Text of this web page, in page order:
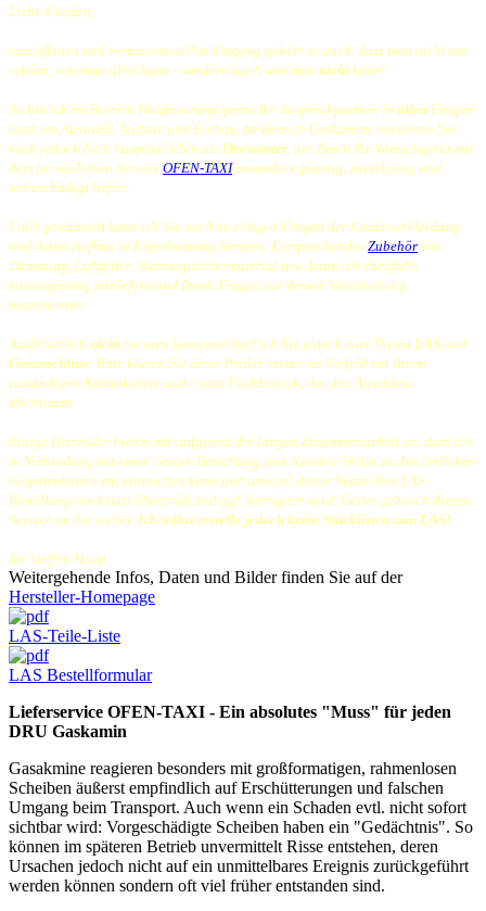
Liebe Kunden,
zum offenen und vertrauensvollen Umgang gehört es auch, dass man nicht nur
erklärt, was man alles kann - sondern auch was man nicht kann:
So bin ich im Bereich Holzfeuerung gerne Ihr Ansprechpartner in allen Fragen
rund um Auswahl, Technik und Einbau. Im Bereich Gaskamine verstehen Sie
mich jedoch bitte hauptsächlich als Discounter , der Ihnen Ihr Wunschgerät mit
dem persönlichen Service OFEN-TAXIbesonders günstig, zuverlässig und
unbeschädigt liefert.
Falls gewünscht kann ich Sie auch zu einigen Fragen der Kaminverkleidung
und deren Aufbau in Eigenleistung beraten. Entsprechendes Zubehör wie
Dämmung, Luftgitter, Wärmespeichermaterial usw. kann ich ebenfalls
kostengünstig mitliefern und Ihnen Fragen zur dessen Verarbeitung
beantworten.
Ausdrücklich nicht beraten kann und darf ich Sie jedoch zum Thema LAS und
Gasanschluss . Bitte klären Sie diese Punkte immer im Vorfeld mit Ihrem
zuständigen Kaminkehrer und / oder Fachbetrieb, der den Anschluss
übernimmt.
Einige Hersteller bieten mir aufgrund der langen Zusammenarbeit an, dass ich
in Verbindung mit einer Geräte-Bestellung eine Kunden-Skizze zu den örtlichen
Gegebenheiten mit einreichen kann und anhand dieser Skizze Ihre LAS-
Bestellung nochmals überprüft und ggf. korrigiert wird. Gerne gebe ich diesen
Service an Sie weiter. Ich selbst erstelle jedoch keine Stücklisten zum LAS!
Ihr Steffen Hopp
Weitergehende Infos, Daten und Bilder finden Sie auf der
Hersteller-Homepage
LAS-Teile-Liste
LAS Bestellformular
Lieferservice OFEN-TAXI - Ein absolutes "Muss" für jeden
DRU Gaskamin
Gasakmine reagieren besonders mit großformatigen, rahmenlosen
Scheiben äußerst empfindlich auf Erschütterungen und falschen
Umgang beim Transport. Auch wenn ein Schaden evtl. nicht sofort
sichtbar wird: Vorgeschädigte Scheiben haben ein "Gedächtnis". So
können im späteren Betrieb unvermittelt Risse entstehen, deren
Ursachen jedoch nicht auf ein unmittelbares Ereignis zurückgeführt
werden können sondern oft viel früher entstanden sind.